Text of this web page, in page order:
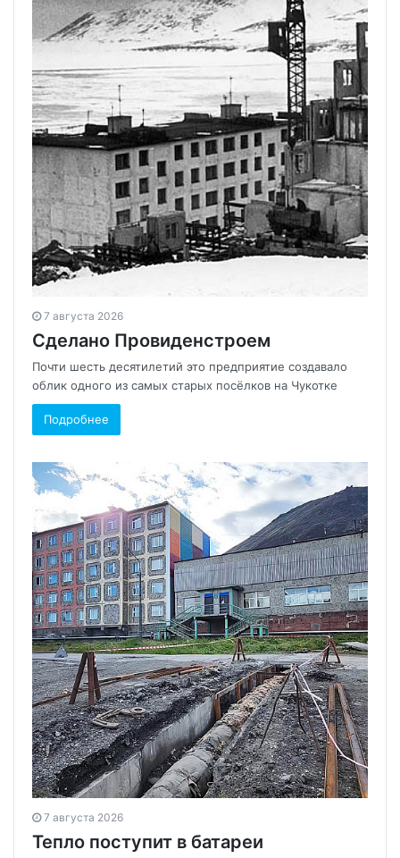
7 августа 2026
Сделано Провиденстроем
Почти шесть десятилетий это предприятие создавало
облик одного из самых старых посёлков на Чукотке
Подробнее
7 августа 2026
Тепло поступит в батареи